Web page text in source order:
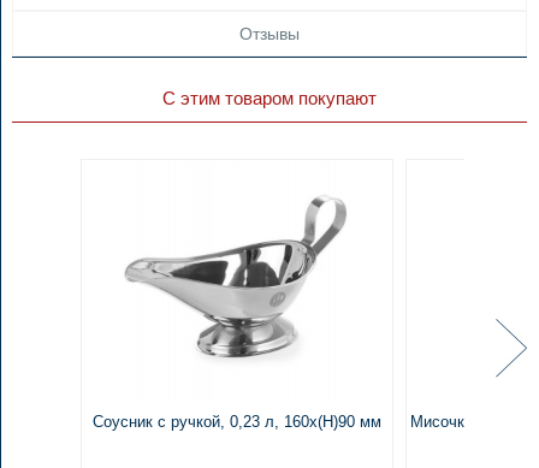
Отзывы
С этим товаром покупают
Соусник с ручкой, 0,23 л, 160x(H)90 мм
Мисочка